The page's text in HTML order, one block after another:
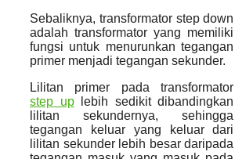
Sebaliknya, transformator step down
adalah transformator yang memiliki
fungsi untuk menurunkan tegangan
primer menjadi tegangan sekunder.
Lilitan primer pada transformator
step uplebih sedikit dibandingkan
lilitan sekundernya, sehingga
tegangan keluar yang keluar dari
lilitan sekunder lebih besar daripada